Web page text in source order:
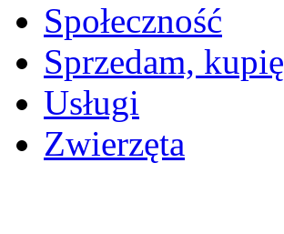
Społeczność
Sprzedam, kupię
Usługi
Zwierzęta